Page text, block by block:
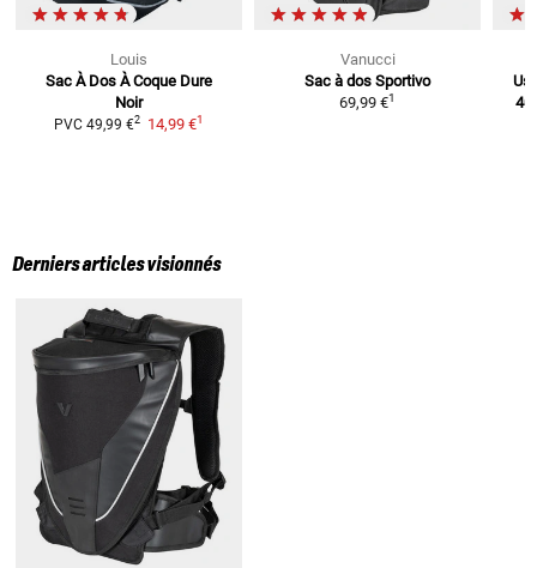
Louis
Sac À Dos À Coque Dure
Noir
PVC 49,99 €2 14,99 €1
Vanucci
Sac à dos Sportivo
69,99 €1
Us
40
Derniers articles visionnés